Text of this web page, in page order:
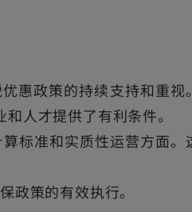
惠政策的持续支持和重视
人才提供了有利条件。
标准和实质性运营方面。
政策的有效执行。